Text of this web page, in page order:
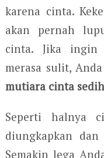
karena cinta.
akan pernah
cinta. Jika ingin
merasa sulit,
mutiara cinta sedih
Seperti halnya
diungkapkan
Semakin lega